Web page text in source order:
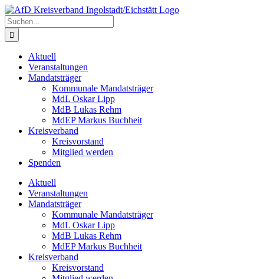
Zum
Inhalt
springen
Suche
nach:
Aktuell
Veranstaltungen
Mandatsträger
Kommunale Mandatsträger
MdL Oskar Lipp
MdB Lukas Rehm
MdEP Markus Buchheit
Kreisverband
Kreisvorstand
Mitglied werden
Spenden
Aktuell
Veranstaltungen
Mandatsträger
Kommunale Mandatsträger
MdL Oskar Lipp
MdB Lukas Rehm
MdEP Markus Buchheit
Kreisverband
Kreisvorstand